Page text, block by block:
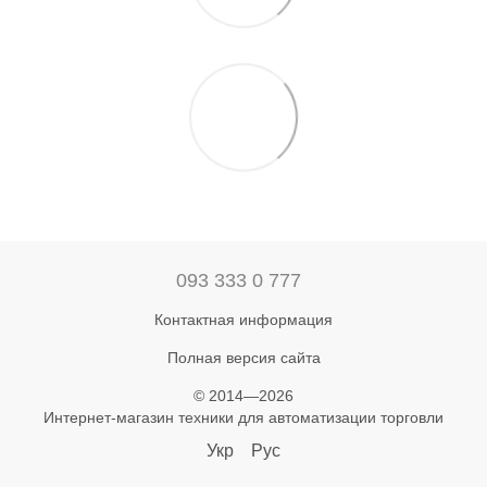
093 333 0 777
Контактная информация
Полная версия сайта
© 2014—2026
Интернет-магазин техники для автоматизации торговли
Укр Рус